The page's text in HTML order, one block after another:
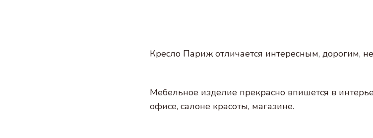
Кресло Париж отличается интересным, дорогим,
Мебельное изделие прекрасно впишется в
офисе, салоне красоты, магазине.